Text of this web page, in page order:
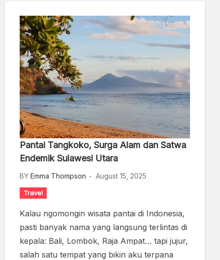
Pantai Tangkoko, Surga Alam dan Satwa
Endemik Sulawesi Utara
BY Emma Thompson August 15, 2025
Travel
Kalau ngomongin wisata pantai di Indonesia,
pasti banyak nama yang langsung terlintas di
kepala: Bali, Lombok, Raja Ampat… tapi jujur,
salah satu tempat yang bikin aku terpana